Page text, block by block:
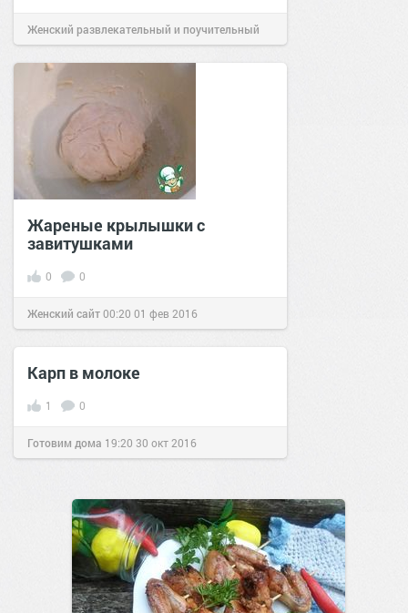
Женский развлекательный и поучительный
сайт.19:3104 янв 2026
Жареные крылышки с
завитушками
0 0
Женский сайт00:20 01 фев 2016
Карп в молоке
1 0
Готовим дома 19:20 30 окт 2016